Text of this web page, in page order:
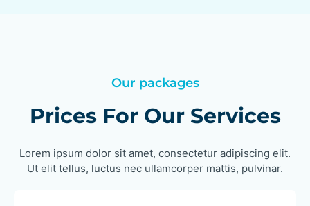
Our packages
Prices For Our Services
Lorem ipsum dolor sit amet, consectetur adipiscing elit.
Ut elit tellus, luctus nec ullamcorper mattis, pulvinar.